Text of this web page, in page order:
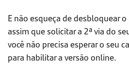
E não esqueça de desbloquear o
assim que solicitar a 2ª via do
você não precisa esperar o seu
para habilitar a versão online.